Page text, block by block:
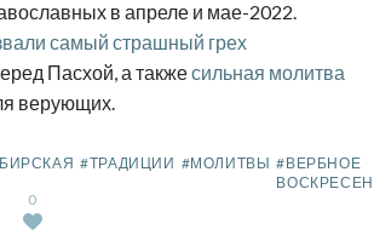
в апреле и мае-2022.
самый страшный грех
Пасхой, а такжесильная молитва
верующих.
#ТРАДИЦИИ #МОЛИТВЫ #ВЕРБНОЕ
0